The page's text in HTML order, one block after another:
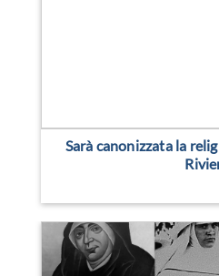
Sarà canonizzata la